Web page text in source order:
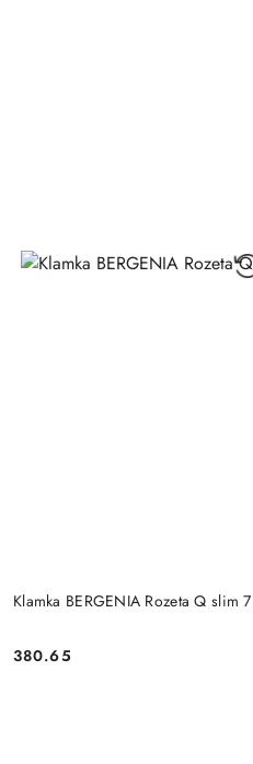
Klamka BERGENIA Rozeta Q slim
Cena:
380.65